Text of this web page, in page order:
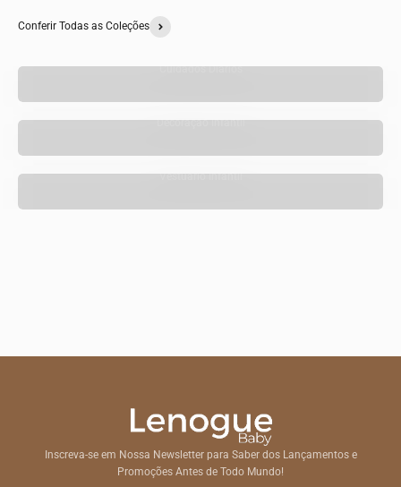
Conferir Todas as Coleções
Cuidados Diários
Decoração Infantil
Vestuário Infantil
Inscreva-se em Nossa Newsletter para Saber dos Lançamentos e
Promoções Antes de Todo Mundo!